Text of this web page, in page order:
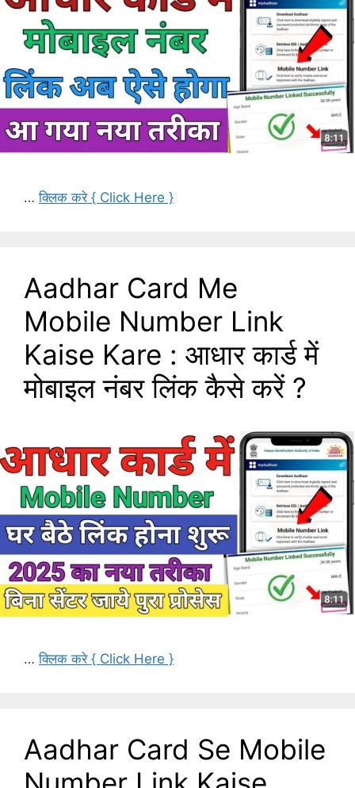
…क्लिक करे { Click Here }
Aadhar Card Me
Mobile Number Link
Kaise Kare : आधार कार्ड में
मोबाइल नंबर लिंक कैसे करें ?
…क्लिक करे { Click Here }
Aadhar Card Se Mobile